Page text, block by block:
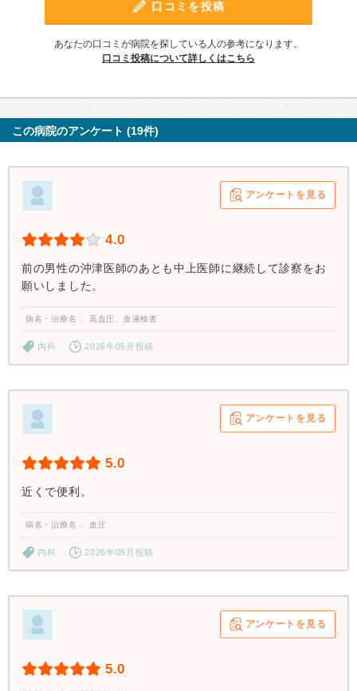
口コミを投稿
あなたの口コミが病院を探している人の参考になります。
口コミ投稿について詳しくはこちら
この病院のアンケート (19件)
アンケートを見る
4.0
前の男性の沖津医師のあとも中上医師に継続して診察をお
願いしました。
病名・治療名 高血圧、血液検査
内科 2026年05月投稿
アンケートを見る
5.0
近くで便利。
病名・治療名 血圧
内科 2026年05月投稿
アンケートを見る
5.0